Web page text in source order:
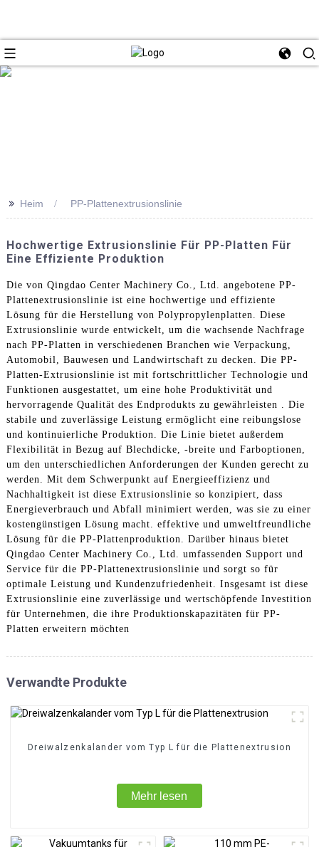
>> Heim PP-Plattenextrusionslinie
Hochwertige Extrusionslinie Für PP-Platten Für
Eine Effiziente Produktion
Die von Qingdao Center Machinery Co., Ltd. angebotene PP-
Plattenextrusionslinie ist eine hochwertige und effiziente
Lösung für die Herstellung von Polypropylenplatten. Diese
Extrusionslinie wurde entwickelt, um die wachsende Nachfrage
nach PP-Platten in verschiedenen Branchen wie Verpackung,
Automobil, Bauwesen und Landwirtschaft zu decken. Die PP-
Platten-Extrusionslinie ist mit fortschrittlicher Technologie und
Funktionen ausgestattet, um eine hohe Produktivität und
hervorragende Qualität des Endprodukts zu gewährleisten . Die
stabile und zuverlässige Leistung ermöglicht eine reibungslose
und kontinuierliche Produktion. Die Linie bietet außerdem
Flexibilität in Bezug auf Blechdicke, -breite und Farboptionen,
um den unterschiedlichen Anforderungen der Kunden gerecht zu
werden. Mit dem Schwerpunkt auf Energieeffizienz und
Nachhaltigkeit ist diese Extrusionslinie so konzipiert, dass
Energieverbrauch und Abfall minimiert werden, was sie zu einer
kostengünstigen Lösung macht. effektive und umweltfreundliche
Lösung für die PP-Plattenproduktion. Darüber hinaus bietet
Qingdao Center Machinery Co., Ltd. umfassenden Support und
Service für die PP-Plattenextrusionslinie und sorgt so für
optimale Leistung und Kundenzufriedenheit. Insgesamt ist diese
Extrusionslinie eine zuverlässige und wertschöpfende Investition
für Unternehmen, die ihre Produktionskapazitäten für PP-
Platten erweitern möchten
Verwandte Produkte
Dreiwalzenkalander vom Typ L für die Plattenextrusion
Mehr lesen